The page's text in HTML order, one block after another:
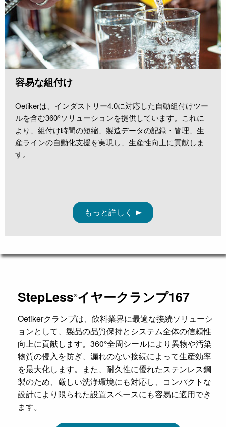
容易な組付け
Oetikerは、インダストリー4.0に対応した自動組付けツー
ルを含む360°ソリューションを提供しています。これに
より、組付け時間の短縮、製造データの記録・管理、生
産ラインの自動化支援を実現し、生産性向上に貢献しま
す。
もっと詳しく
StepLess®イヤークランプ167
Oetikerクランプは、飲料業界に最適な接続ソリューシ
ョンとして、製品の品質保持とシステム全体の信頼性
向上に貢献します。360°全周シールにより異物や汚染
物質の侵入を防ぎ、漏れのない接続によって生産効率
を最大化します。また、耐久性に優れたステンレス鋼
製のため、厳しい洗浄環境にも対応し、コンパクトな
設計により限られた設置スペースにも容易に適用でき
ます。